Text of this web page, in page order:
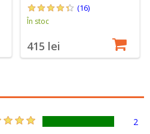
(16)
În stoc
415 lei
2